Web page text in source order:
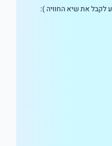
לקבל את שיא החוויה ):